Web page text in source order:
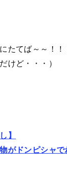
たてば～～！！
だけど・・・）
】
がドンピシャ